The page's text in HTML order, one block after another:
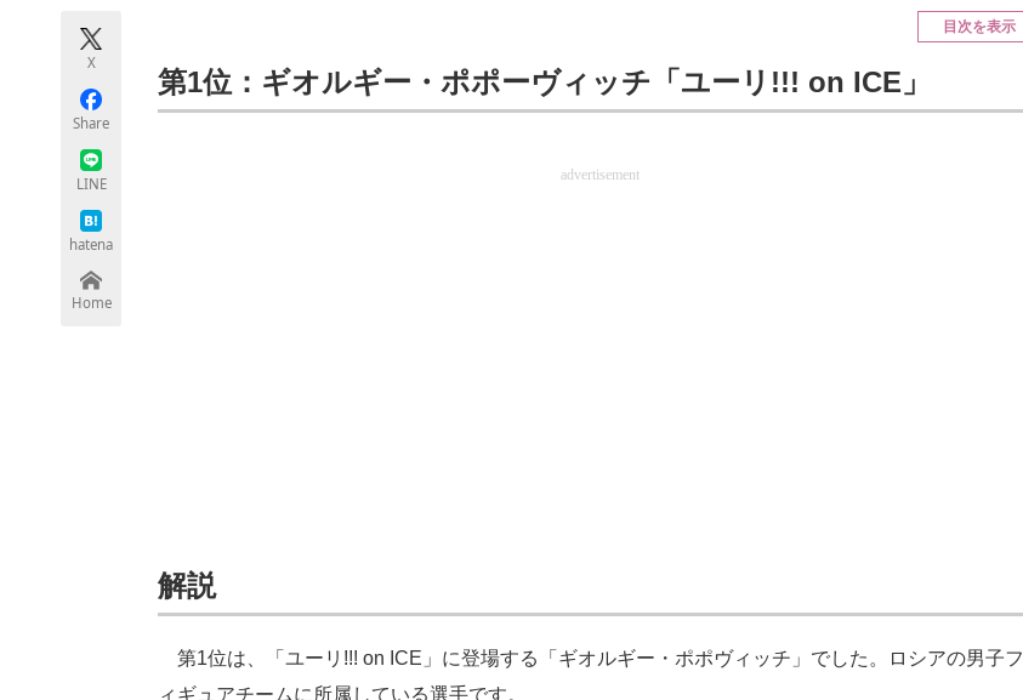
X
Share
LINE
hatena
Home
目次を表示
第1位：ギオルギー・ポポーヴィッチ「ユーリ!!! on ICE」
advertisement
解説
第1位は、「ユーリ!!! on ICE」に登場する「ギオルギー・ポポヴィッチ」でした。ロシアの男子フ
ィギュアチームに所属している選手です。